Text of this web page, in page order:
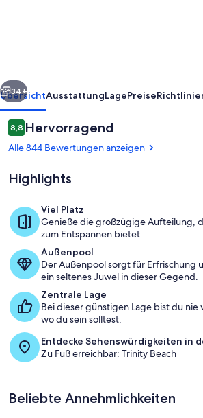
Weiter
34+
ÜbersichtAusstattungLagePreise
Bewertungen
8,88,8 von 10.
Hervorragend
Alle 844 Bewertungen anzeigen
Highlights
Viel Platz
Genieße die großzügige Aufteilung,
zum Entspannen bietet.
Außenpool
Der Außenpool sorgt für Erfrischung
ein seltenes Juwel in dieser Gegend.
Zentrale Lage
Bei dieser günstigen Lage bist du
wo du sein solltest.
Entdecke Sehenswürdigkeiten in
Zu Fuß erreichbar: Trinity Beach
Beliebte Annehmlichkeiten